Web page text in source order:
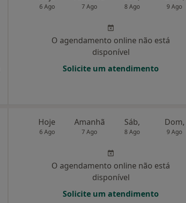
6 Ago 7 Ago 8 Ago 9 Ago
O agendamento online não está
disponível
Solicite um atendimento
Hoje
6 Ago
Amanhã
7 Ago
Sáb,
8 Ago
Dom,
9 Ago
O agendamento online não está
disponível
Solicite um atendimento